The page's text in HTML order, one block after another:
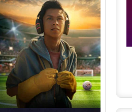
Um Goleiro Muito Improvável
Torrent (2026) WEB-DL 1080p
Dual Áudio